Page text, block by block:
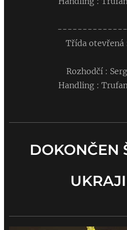
Třída otevřená :
Rozhodčí :
Handling :
DOKONČEN